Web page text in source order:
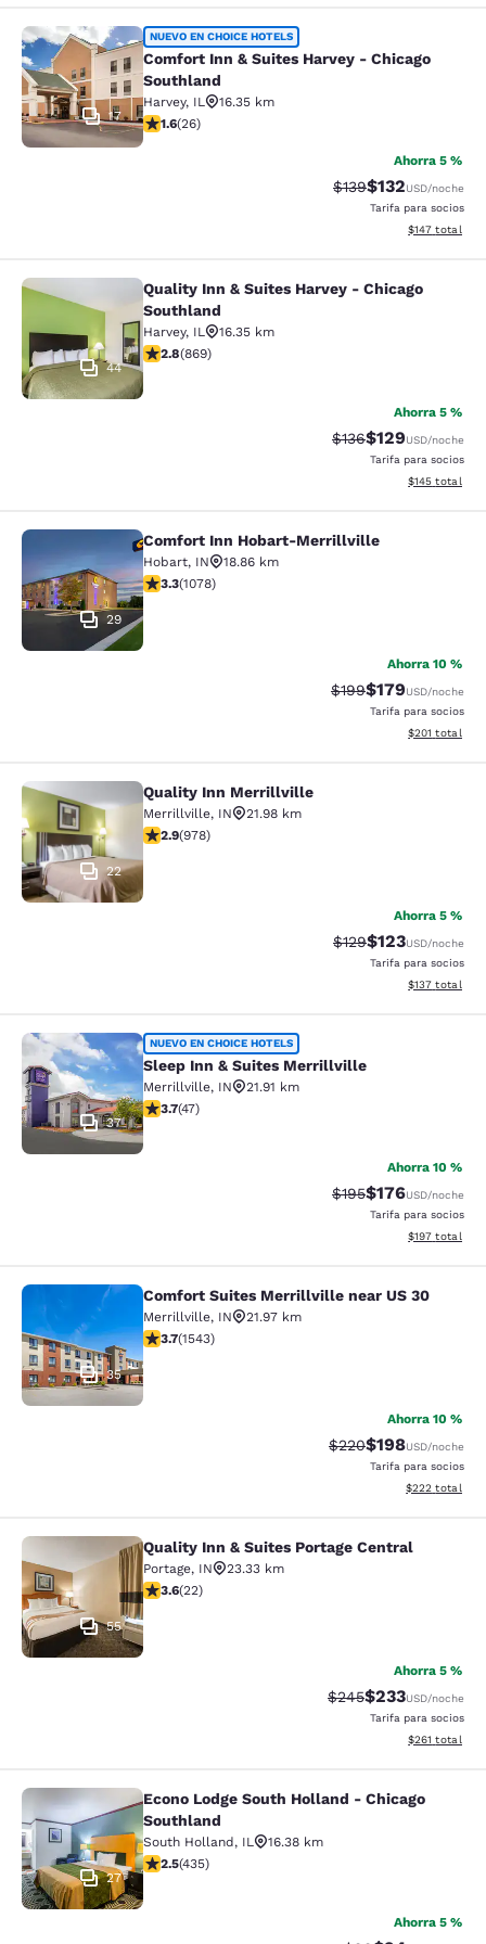
Comfort Inn & Suites Harvey -
17
NUEVO EN CHOICE HOTELS
Comfort Inn & Suites Harvey - Chicago
Southland
Harvey, IL
16.35 km
calificación de 1.65 estrellas. Feria. 26 reseñas
1.6(26)
Ahorra 5 %
Precio tachado:
$139Precio con
$132USD/noche
Tarifa para socios
Ver detalles
$147 total
Quality Inn & Suites Harvey -
44
Quality Inn & Suites Harvey - Chicago
Southland
Harvey, IL
16.35 km
calificación de 2.82 estrellas. Feria. 869 reseñas
2.8(869)
Ahorra 5 %
Precio tachado:
$136Precio con
$129USD/noche
Tarifa para socios
Ver detalles
$145 total
Comfort Inn Hobart-Merrillville
29
Comfort Inn Hobart-Merrillville
Hobart, IN
18.86 km
calificación de 3.28 estrellas. Bueno. 1078 reseñas
3.3(1078)
Ahorra 10 %
Precio tachado:
$199Precio con
$179USD/noche
Tarifa para socios
Ver detalles
$201 total
Quality Inn Merrillville
22
Quality Inn Merrillville
Merrillville, IN
21.98 km
calificación de 2.9 estrellas. Feria. 978 reseñas
2.9(978)
Ahorra 5 %
Precio tachado:
$129Precio con
$123USD/noche
Tarifa para socios
Ver detalles
$137 total
Sleep Inn & Suites Merrillville
37
NUEVO EN CHOICE HOTELS
Sleep Inn & Suites Merrillville
Merrillville, IN
21.91 km
calificación de 3.68 estrellas. Bueno. 47 reseñas
3.7(47)
Ahorra 10 %
Precio tachado:
$195Precio con
$176USD/noche
Tarifa para socios
Ver detalles
$197 total
Comfort Suites Merrillville near US
35
Comfort Suites Merrillville near US 30
Merrillville, IN
21.97 km
calificación de 3.7 estrellas. Bueno. 1543 reseñas
3.7(1543)
Ahorra 10 %
Precio tachado:
$220Precio con
$198USD/noche
Tarifa para socios
Ver detalles
$222 total
Quality Inn & Suites Portage Central
55
Quality Inn & Suites Portage Central
Portage, IN
23.33 km
calificación de 3.64 estrellas. Bueno. 22 reseñas
3.6(22)
Ahorra 5 %
Precio tachado:
$245Precio con
$233USD/noche
Tarifa para socios
Ver detalles
$261 total
Econo Lodge South Holland -
27
Econo Lodge South Holland - Chicago
Southland
South Holland, IL
16.38 km
calificación de 2.47 estrellas. Feria. 435 reseñas
2.5(435)
Ahorra 5 %